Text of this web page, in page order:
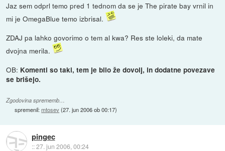
Jaz sem odprl temo pred 1 tednom da se je The pirate bay vrnil in
mi je OmegaBlue temo izbrisal.
ZDAJ pa lahko govorimo o tem al kwa? Res ste loleki, da mate
dvojna merila.
OB: Komenti so taki, tem je bilo že dovolj, in dodatne povezave
se brišejo.
Zgodovina sprememb…
spremenil:mtosev(27. jun 2006 ob 00:17)
pingec
::27. jun 2006, 00:24